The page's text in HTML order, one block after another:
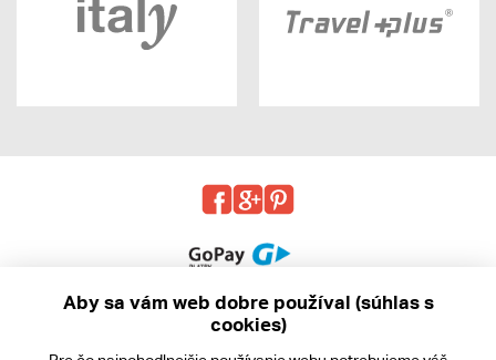
Aby sa vám web dobre používal (súhlas s
cookies)